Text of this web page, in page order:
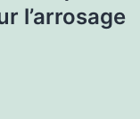
l’arrosage